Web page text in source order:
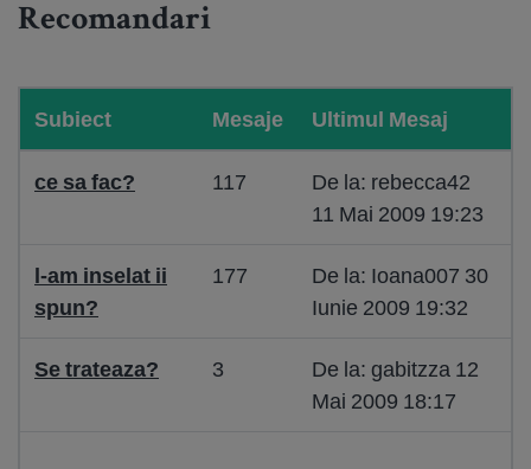
Recomandari
Subiect Mesaje Ultimul Mesaj
ce sa fac? 117
De la: rebecca42
11 Mai 2009 19:23
l-am inselat ii
spun?
177
De la: Ioana007 30
Iunie 2009 19:32
Se trateaza? 3
De la: gabitzza 12
Mai 2009 18:17